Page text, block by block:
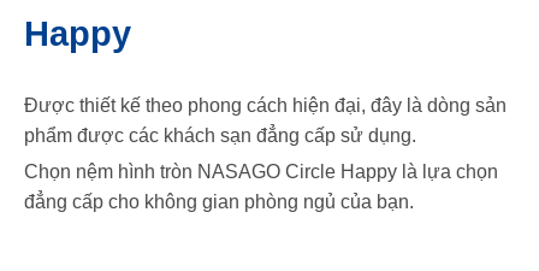
Happy
Được thiết kế theo phong cách hiện đại, đây là dòng sản
phẩm được các khách sạn đẳng cấp sử dụng.
Chọn nệm hình tròn NASAGO Circle Happy là lựa chọn
đẳng cấp cho không gian phòng ngủ của bạn.